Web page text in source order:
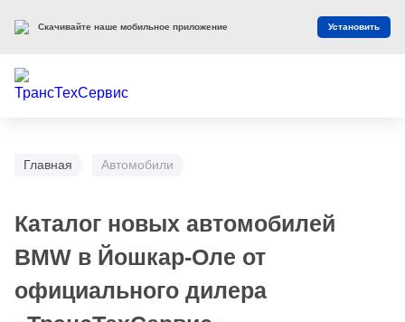
Главная Автомобили
Каталог новых автомобилей
BMW в Йошкар-Оле от
официального дилера
Скачивайте наше мобильное приложение Установить